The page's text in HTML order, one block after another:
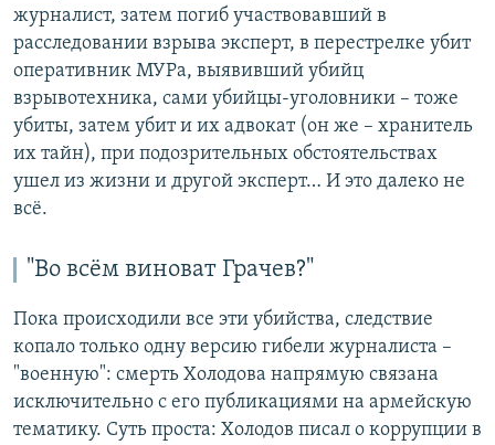
журналист, затем погиб участвовавший в
расследовании взрыва эксперт, в перестрелке убит
оперативник МУРа, выявивший убийц
взрывотехника, сами убийцы-уголовники – тоже
убиты, затем убит и их адвокат (он же – хранитель
их тайн), при подозрительных обстоятельствах
ушел из жизни и другой эксперт… И это далеко не
всё.
"Во всём виноват Грачев?"
Пока происходили все эти убийства, следствие
копало только одну версию гибели журналиста –
"военную": смерть Холодова напрямую связана
исключительно с его публикациями на армейскую
тематику. Суть проста: Холодов писал о коррупции в